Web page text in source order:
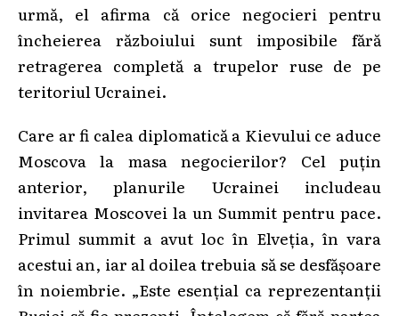
urmă, el afirma că orice negocieri pentru
încheierea războiului sunt imposibile fără
retragerea completă a trupelor ruse de pe
teritoriul Ucrainei.
Care ar fi calea diplomatică a Kievului ce aduce
Moscova la masa negocierilor? Cel puțin
anterior, planurile Ucrainei includeau
invitarea Moscovei la un Summit pentru pace.
Primul summit a avut loc în Elveția, în vara
acestui an, iar al doilea trebuia să se desfășoare
în noiembrie. „Este esențial ca reprezentanții